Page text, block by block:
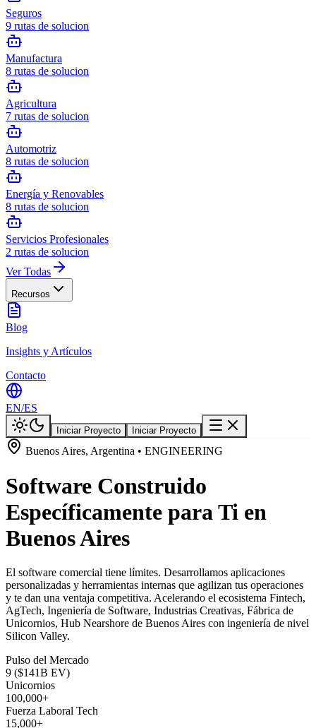
Seguros
9 rutas de solucion
Manufactura
8 rutas de solucion
Agricultura
7 rutas de solucion
Automotriz
8 rutas de solucion
Energía y Renovables
8 rutas de solucion
Servicios Profesionales
2 rutas de solucion
Ver Todas
Recursos
Blog
Insights y Artículos
Contacto
EN/ES
Iniciar Proyecto Iniciar Proyecto
Buenos Aires, Argentina • ENGINEERING
Software Construido
Específicamente para Ti en
Buenos Aires
El software comercial tiene límites. Desarrollamos aplicaciones
personalizadas y herramientas internas que agilizan tus operaciones
y te dan una ventaja competitiva. Acelerando el ecosistema Fintech,
AgTech, Ingeniería de Software, Industrias Creativas, Fábrica de
Unicornios, Hub Nearshore de Buenos Aires con ingeniería de nivel
Silicon Valley.
Pulso del Mercado
9 ($141B EV)
Unicornios
100,000+
Fuerza Laboral Tech
15,000+